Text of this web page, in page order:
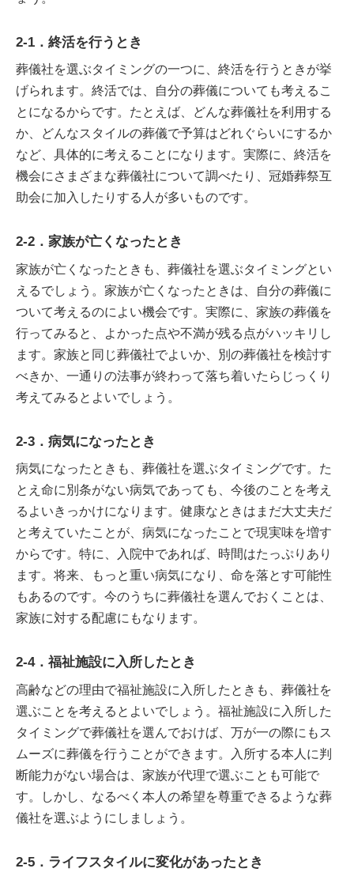
2-1．終活を行うとき
葬儀社を選ぶタイミングの一つに、終活を行うときが挙
げられます。終活では、自分の葬儀についても考えるこ
とになるからです。たとえば、どんな葬儀社を利用する
か、どんなスタイルの葬儀で予算はどれぐらいにするか
など、具体的に考えることになります。実際に、終活を
機会にさまざまな葬儀社について調べたり、冠婚葬祭互
助会に加入したりする人が多いものです。
2-2．家族が亡くなったとき
家族が亡くなったときも、葬儀社を選ぶタイミングとい
えるでしょう。家族が亡くなったときは、自分の葬儀に
ついて考えるのによい機会です。実際に、家族の葬儀を
行ってみると、よかった点や不満が残る点がハッキリし
ます。家族と同じ葬儀社でよいか、別の葬儀社を検討す
べきか、一通りの法事が終わって落ち着いたらじっくり
考えてみるとよいでしょう。
2-3．病気になったとき
病気になったときも、葬儀社を選ぶタイミングです。た
とえ命に別条がない病気であっても、今後のことを考え
るよいきっかけになります。健康なときはまだ大丈夫だ
と考えていたことが、病気になったことで現実味を増す
からです。特に、入院中であれば、時間はたっぷりあり
ます。将来、もっと重い病気になり、命を落とす可能性
もあるのです。今のうちに葬儀社を選んでおくことは、
家族に対する配慮にもなります。
2-4．福祉施設に入所したとき
高齢などの理由で福祉施設に入所したときも、葬儀社を
選ぶことを考えるとよいでしょう。福祉施設に入所した
タイミングで葬儀社を選んでおけば、万が一の際にもス
ムーズに葬儀を行うことができます。入所する本人に判
断能力がない場合は、家族が代理で選ぶことも可能で
す。しかし、なるべく本人の希望を尊重できるような葬
儀社を選ぶようにしましょう。
2-5．ライフスタイルに変化があったとき